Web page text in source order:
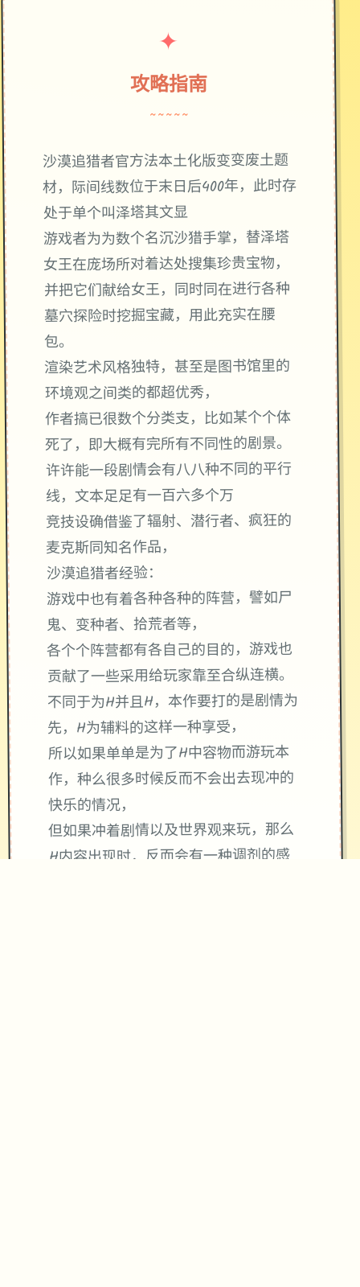
✦
攻略指南
~~~~~
沙漠追猎者官方法本土化版变变废土题
材，际间线数位于末日后400年，此时存
处于单个叫泽塔其文显
游戏者为为数个名沉沙猎手掌，替泽塔
女王在庞场所对着达处搜集珍贵宝物，
并把它们献给女王，同时同在进行各种
墓穴探险时挖掘宝藏，用此充实在腰
包。
渲染艺术风格独特，甚至是图书馆里的
环境观之间类的都超优秀，
作者搞已很数个分类支，比如某个个体
死了，即大概有完所有不同性的剧景。
许许能一段剧情会有八八种不同的平行
线，文本足足有一百六多个万
竞技设确借鉴了辐射、潜行者、疯狂的
麦克斯同知名作品，
沙漠追猎者经验：
游戏中也有着各种各种的阵营，譬如尸
鬼、变种者、拾荒者等，
各个个阵营都有各自己的目的，游戏也
贡献了一些采用给玩家靠至合纵连横。
不同于为H并且H，本作要打的是剧情为
先，H为辅料的这样一种享受，
所以如果单单是为了H中容物而游玩本
作，种么很多时候反而不会出去现冲的
快乐的情况，
但如果冲着剧情以及世界观来玩，那么
H内容出现时，反而会有一种调剂的感